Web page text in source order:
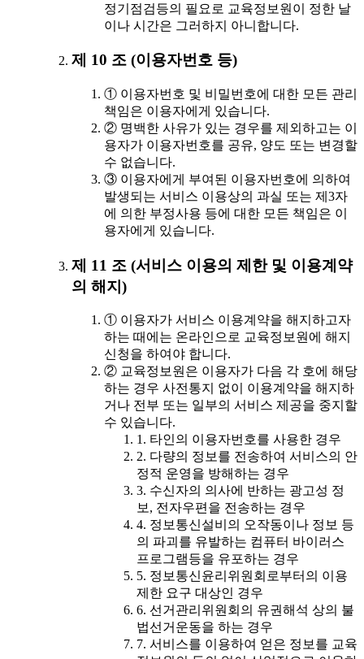
정기점검등의 필요로 교육정보원이 정한 날
이나 시간은 그러하지 아니합니다.
제 10 조 (이용자번호 등)
① 이용자번호 및 비밀번호에 대한 모든 관리
책임은 이용자에게 있습니다.
② 명백한 사유가 있는 경우를 제외하고는 이
용자가 이용자번호를 공유, 양도 또는 변경할
수 없습니다.
③ 이용자에게 부여된 이용자번호에 의하여
발생되는 서비스 이용상의 과실 또는 제3자
에 의한 부정사용 등에 대한 모든 책임은 이
용자에게 있습니다.
제 11 조 (서비스 이용의 제한 및 이용계약
의 해지)
① 이용자가 서비스 이용계약을 해지하고자
하는 때에는 온라인으로 교육정보원에 해지
신청을 하여야 합니다.
② 교육정보원은 이용자가 다음 각 호에 해당
하는 경우 사전통지 없이 이용계약을 해지하
거나 전부 또는 일부의 서비스 제공을 중지할
수 있습니다.
1. 타인의 이용자번호를 사용한 경우
2. 다량의 정보를 전송하여 서비스의 안
정적 운영을 방해하는 경우
3. 수신자의 의사에 반하는 광고성 정
보, 전자우편을 전송하는 경우
4. 정보통신설비의 오작동이나 정보 등
의 파괴를 유발하는 컴퓨터 바이러스
프로그램등을 유포하는 경우
5. 정보통신윤리위원회로부터의 이용
제한 요구 대상인 경우
6. 선거관리위원회의 유권해석 상의 불
법선거운동을 하는 경우
7. 서비스를 이용하여 얻은 정보를 교육